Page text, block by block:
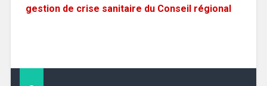
gestion de crise sanitaire du Conseil régional